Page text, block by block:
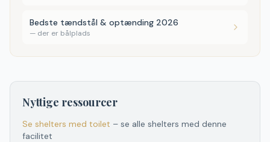
Bedste tændstål & optænding 2026
— der er bålplads
Nyttige ressourcer
Se shelters med toilet – se alle shelters med denne
facilitet